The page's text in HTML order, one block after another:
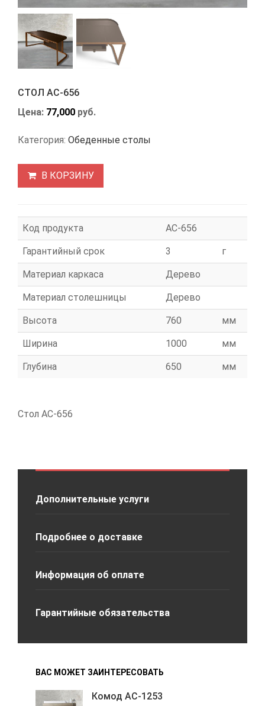
СТОЛ АС-656
Цена: 77,000 руб.
Категория: Обеденные столы
В КОРЗИНУ
Код продукта АС-656
Гарантийный срок 3 г
Материал каркаса Дерево
Материал столешницы Дерево
Высота 760 мм
Ширина 1000 мм
Глубина 650 мм
Стол АС-656
Дополнительные услуги
Подробнее о доставке
Информация об оплате
Гарантийные обязательства
ВАС МОЖЕТ ЗАИНТЕРЕСОВАТЬ
Комод АС-1253